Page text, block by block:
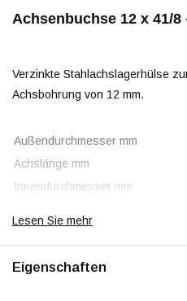
Achsenbuchse 12 x 41/8
Verzinkte Stahlachslagerhülse
Achsbohrung von 12 mm.
Außendurchmesser mm
Achslänge mm
Innendurchmesser mm
Lesen Sie mehr
Eigenschaften